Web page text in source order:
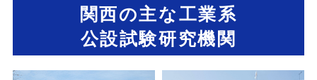
関西の主な工業系
公設試験研究機関